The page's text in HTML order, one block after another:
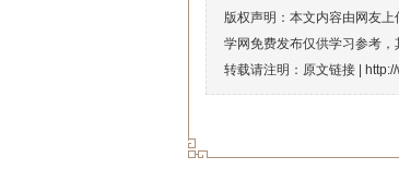
版权声明：本文内容由网友
学网免费发布仅供学习参考，
转载请注明：原文链接 |